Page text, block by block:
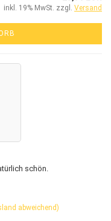
inkl. 19% MwSt. zzgl. Versand
schön.
abweichend)